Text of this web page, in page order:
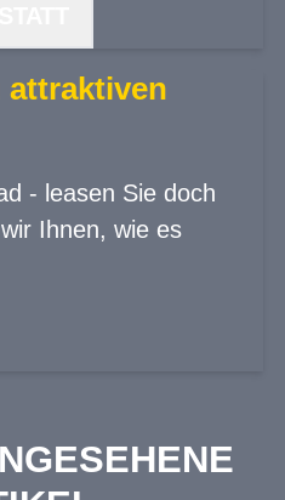
attraktiven
- leasen Sie doch
Ihnen, wie es